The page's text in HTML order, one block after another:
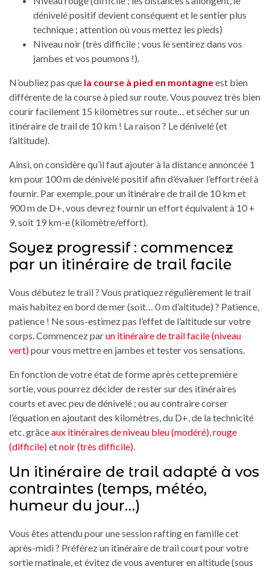
dénivelé positif devient conséquent et le sentier plus
technique ; attention où vous mettez les pieds)
Niveau noir (très difficile ; vous le sentirez dans vos
jambes et vos poumons !).
N’oubliez pas que la course à pied en montagneest bien
différente de la course à pied sur route. Vous pouvez très bien
courir facilement 15 kilomètres sur route… et sécher sur un
itinéraire de trail de 10 km ! La raison ? Le dénivelé (et
l’altitude).
Ainsi, on considère qu’il faut ajouter à la distance annoncée 1
km pour 100 m de dénivelé positif afin d’évaluer l’effort réel à
fournir. Par exemple, pour un itinéraire de trail de 10 km et
900 m de D+, vous devrez fournir un effort équivalent à 10 +
9, soit 19 km-e (kilomètre/effort).
Soyez progressif : commencez
par un itinéraire de trail facile
Vous débutez le trail ? Vous pratiquez régulièrement le trail
mais habitez en bord de mer (soit… 0 m d’altitude) ? Patience,
patience ! Ne sous-estimez pas l’effet de l’altitude sur votre
corps. Commencez parun itinéraire de trail facile (niveau
vert)pour vous mettre en jambes et tester vos sensations.
En fonction de votre état de forme après cette première
sortie, vous pourrez décider de rester sur des itinéraires
courts et avec peu de dénivelé ; ou au contraire corser
l’équation en ajoutant des kilomètres, du D+, de la technicité
etc. grâceaux itinéraires de niveau bleu (modéré),rouge
(difficile)etnoir (très difficile).
Un itinéraire de trail adapté à vos
contraintes (temps, météo,
humeur du jour…)
Vous êtes attendu pour une session rafting en famille cet
après-midi ? Préférez un itinéraire de trail court pour votre
sortie matinale, et évitez de vous aventurer en altitude (sous